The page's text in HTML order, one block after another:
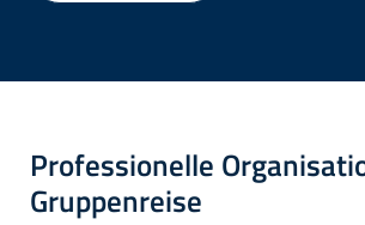
Professionelle
Gruppenreise